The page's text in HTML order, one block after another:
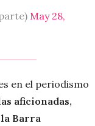
May 28,
en el periodismo
aficionadas,
Barra